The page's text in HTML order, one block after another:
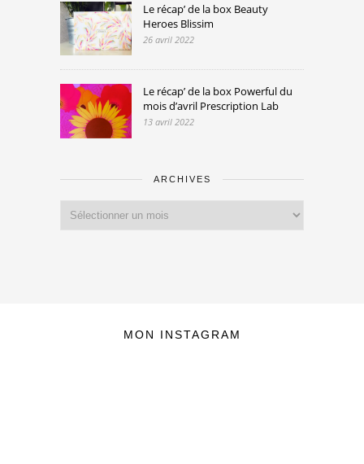
Le récap’ de la box Beauty
Heroes Blissim
26 avril 2022
Le récap’ de la box Powerful du
mois d’avril Prescription Lab
13 avril 2022
ARCHIVES
MON INSTAGRAM